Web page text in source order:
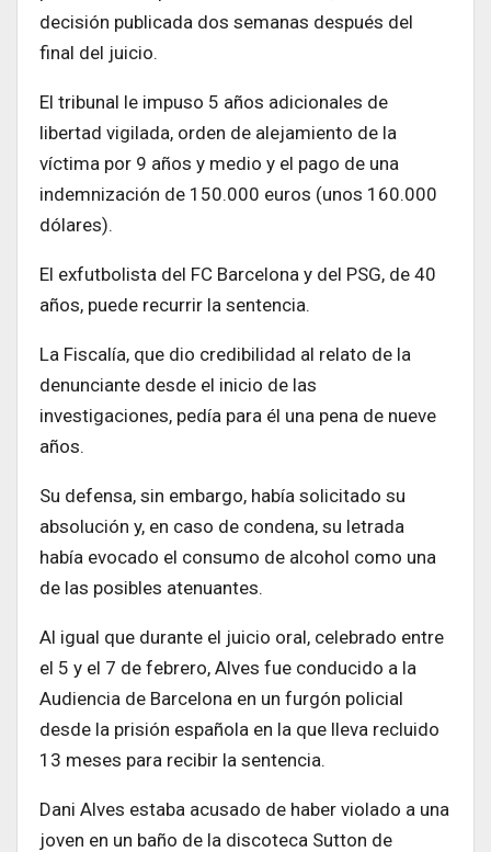
decisión publicada dos semanas después del
final del juicio.
El tribunal le impuso 5 años adicionales de
libertad vigilada, orden de alejamiento de la
víctima por 9 años y medio y el pago de una
indemnización de 150.000 euros (unos 160.000
dólares).
El exfutbolista del FC Barcelona y del PSG, de 40
años, puede recurrir la sentencia.
La Fiscalía, que dio credibilidad al relato de la
denunciante desde el inicio de las
investigaciones, pedía para él una pena de nueve
años.
Su defensa, sin embargo, había solicitado su
absolución y, en caso de condena, su letrada
había evocado el consumo de alcohol como una
de las posibles atenuantes.
Al igual que durante el juicio oral, celebrado entre
el 5 y el 7 de febrero, Alves fue conducido a la
Audiencia de Barcelona en un furgón policial
desde la prisión española en la que lleva recluido
13 meses para recibir la sentencia.
Dani Alves estaba acusado de haber violado a una
joven en un baño de la discoteca Sutton de